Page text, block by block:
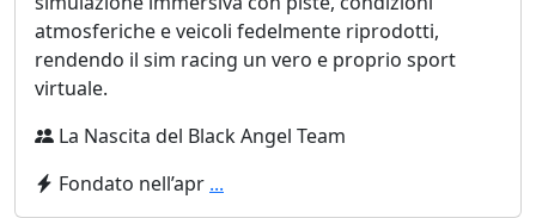
atmosferiche e veicoli fedelmente riprodotti,
rendendo il sim racing un vero e proprio sport
virtuale.
La Nascita del Black Angel Team
Fondato nell’apr ...